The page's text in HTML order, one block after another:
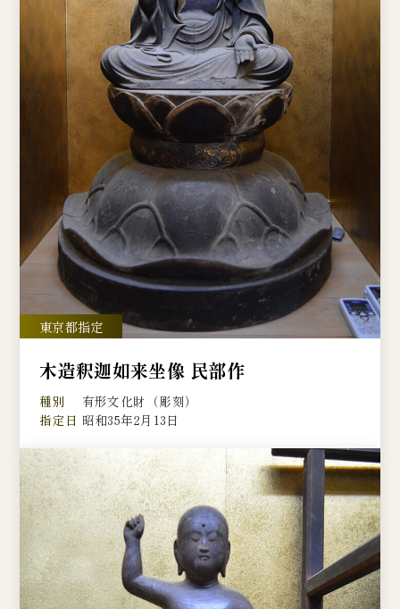
木造釈迦如来坐像 民部作
種別
有形文化財（彫刻）
指定日 昭和35年2月13日